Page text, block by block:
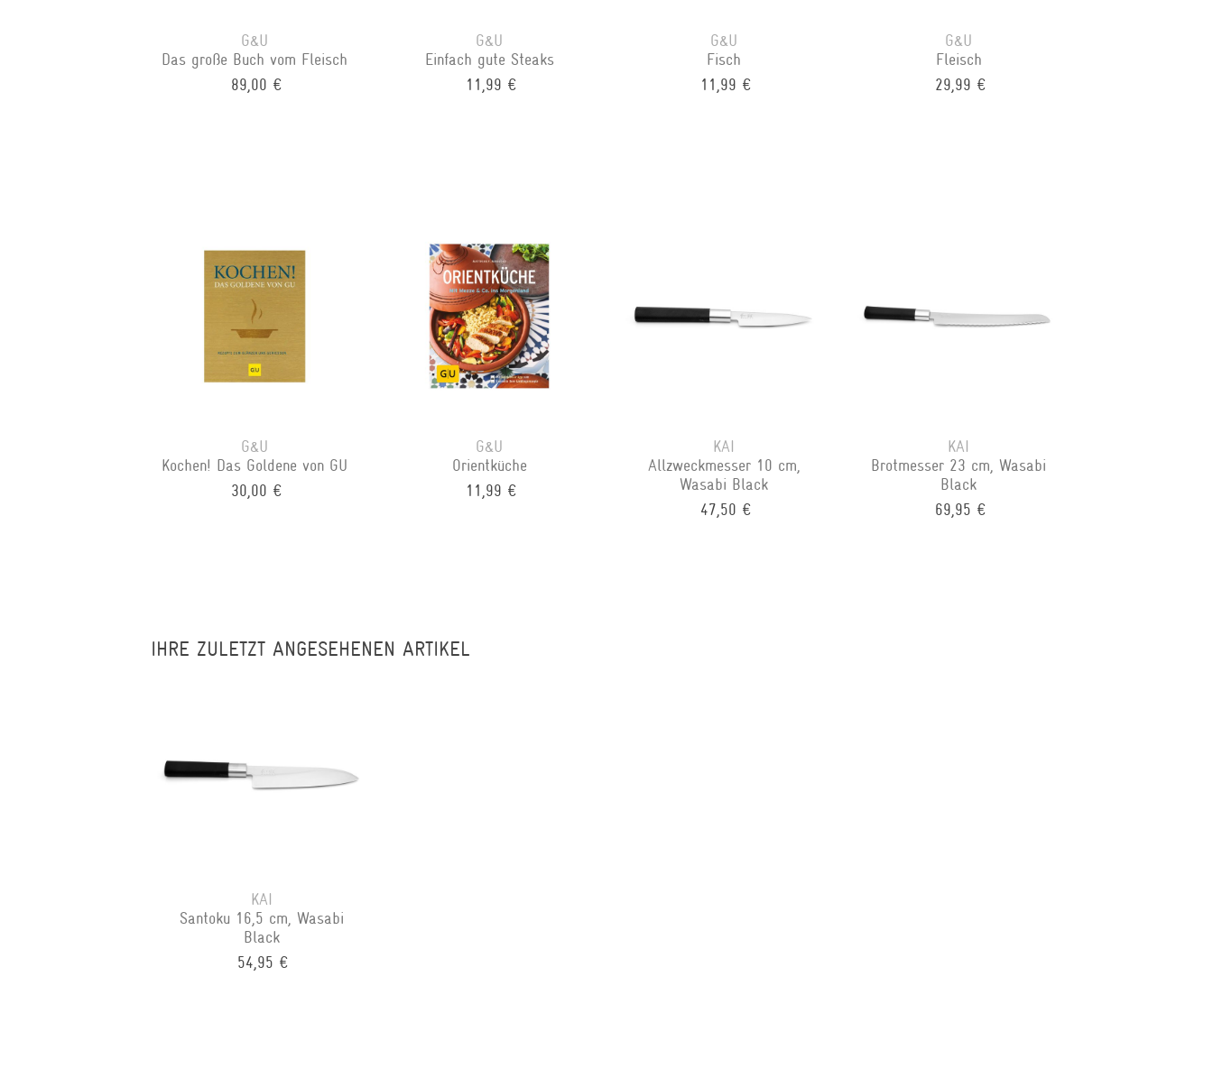
G&U
Das große Buch vom Fleisch
89,00 €
G&U
Einfach gute Steaks
11,99 €
G&U
Fisch
11,99 €
G&U
Fleisch
29,99 €
G&U
Kochen! Das Goldene von GU
30,00 €
G&U
Orientküche
11,99 €
KAI
Allzweckmesser 10 cm,
Wasabi Black
47,50 €
KAI
Brotmesser 23 cm, Wasabi
Black
69,95 €
IHRE ZULETZT ANGESEHENEN ARTIKEL
KAI
Santoku 16,5 cm, Wasabi
Black
54,95 €